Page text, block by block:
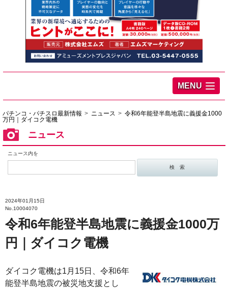
MENU
パチンコ・パチスロ最新情報 ニュース
令和6年能登半島地震に義援金1000
万円｜ダイコク電機
ニュース
ニュース内を
2024年01月15日
No.10004070
令和6年能登半島地震に義援金1000万
円｜ダイコク電機
ダイコク電機は1月15日、令和6年
能登半島地震の被災地支援とし